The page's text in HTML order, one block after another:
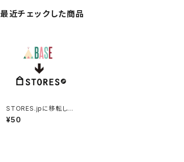
最近チェックした商品
STORES.jpに移転しま
した
¥50